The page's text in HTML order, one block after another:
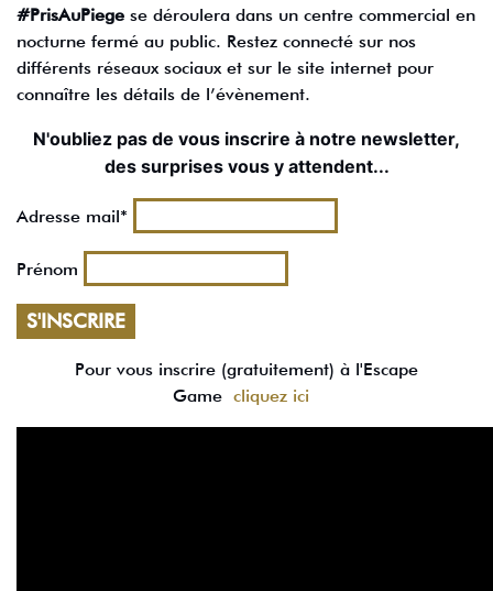
#PrisAuPiege se déroulera dans un centre commercial en
nocturne fermé au public. Restez connecté sur nos
différents réseaux sociaux et sur le site internet pour
connaître les détails de l’évènement.
N'oubliez pas de vous inscrire à notre newsletter,
des surprises vous y attendent...
Adresse mail*
Prénom
Pour vous inscrire (gratuitement) à l'Escape
Game cliquez ici